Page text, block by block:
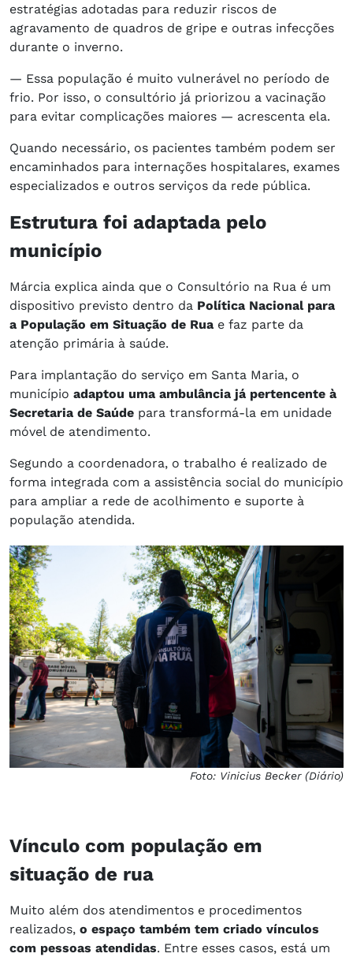
estratégias adotadas para reduzir riscos de
agravamento de quadros de gripe e outras infecções
durante o inverno.
— Essa população é muito vulnerável no período de
frio. Por isso, o consultório já priorizou a vacinação
para evitar complicações maiores — acrescenta ela.
Quando necessário, os pacientes também podem ser
encaminhados para internações hospitalares, exames
especializados e outros serviços da rede pública.
Estrutura foi adaptada pelo
município
Márcia explica ainda que o Consultório na Rua é um
dispositivo previsto dentro da Política Nacional para
a População em Situação de Rua e faz parte da
atenção primária à saúde.
Para implantação do serviço em Santa Maria, o
município adaptou uma ambulância já pertencente à
Secretaria de Saúde para transformá-la em unidade
móvel de atendimento.
Segundo a coordenadora, o trabalho é realizado de
forma integrada com a assistência social do município
para ampliar a rede de acolhimento e suporte à
população atendida.
Foto: Vinicius Becker (Diário)
Vínculo com população em
situação de rua
Muito além dos atendimentos e procedimentos
realizados, o espaço também tem criado vínculos
com pessoas atendidas. Entre esses casos, está um